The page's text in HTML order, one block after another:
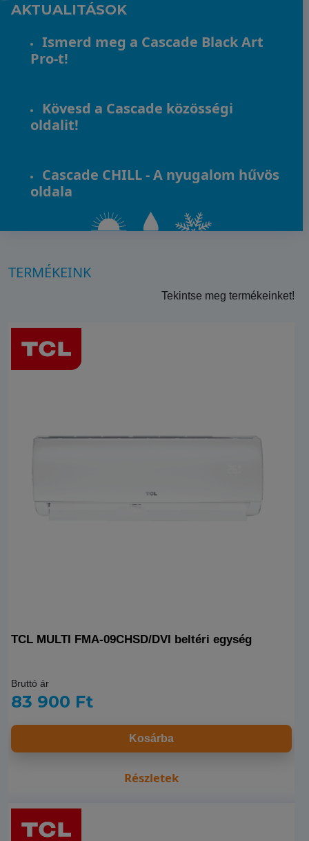
AKTUALITÁSOK
Ismerd meg a Cascade Black Art
Pro-t!
Kövesd a Cascade közösségi
oldalit!
Cascade CHILL - A nyugalom hűvös
oldala
TERMÉKEINK
Tekintse meg termékeinket!
TCL MULTI FMA-09CHSD/DVI beltéri egység
Bruttó ár
83 900 Ft
Kosárba
Részletek